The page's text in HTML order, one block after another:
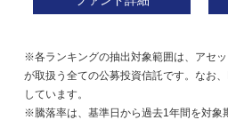
※各ランキングの抽出対象範囲は、アセ
が取扱う全ての公募投資信託です。なお
しています。
※騰落率は、基準日から過去1年間を対象